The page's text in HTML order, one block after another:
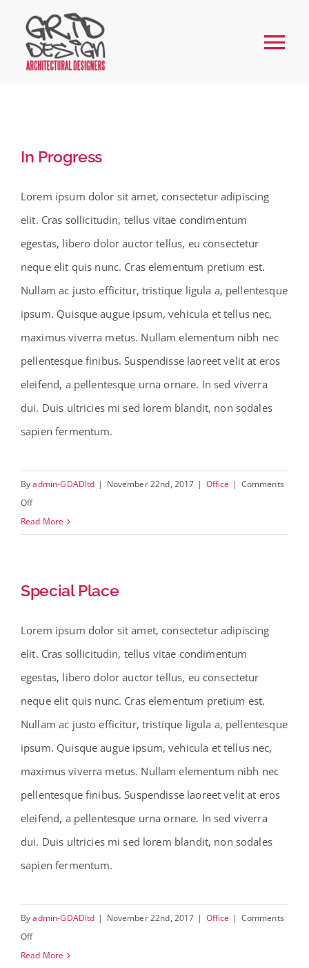
content
Our Work
FAQs
Contact
In Progress
Lorem ipsum dolor sit amet, consectetur adipiscing
elit. Cras sollicitudin, tellus vitae condimentum
egestas, libero dolor auctor tellus, eu consectetur
neque elit quis nunc. Cras elementum pretium est.
Nullam ac justo efficitur, tristique ligula a, pellentesque
ipsum. Quisque augue ipsum, vehicula et tellus nec,
maximus viverra metus. Nullam elementum nibh nec
pellentesque finibus. Suspendisse laoreet velit at eros
eleifend, a pellentesque urna ornare. In sed viverra
dui. Duis ultricies mi sed lorem blandit, non sodales
sapien fermentum.
Byadmin-GDADltd | November 22nd, 2017 | Office | Comments
Offon
In
Read More
Special Place
Lorem ipsum dolor sit amet, consectetur adipiscing
elit. Cras sollicitudin, tellus vitae condimentum
egestas, libero dolor auctor tellus, eu consectetur
neque elit quis nunc. Cras elementum pretium est.
Nullam ac justo efficitur, tristique ligula a, pellentesque
ipsum. Quisque augue ipsum, vehicula et tellus nec,
maximus viverra metus. Nullam elementum nibh nec
pellentesque finibus. Suspendisse laoreet velit at eros
eleifend, a pellentesque urna ornare. In sed viverra
dui. Duis ultricies mi sed lorem blandit, non sodales
sapien fermentum.
Byadmin-GDADltd | November 22nd, 2017 | Office | Comments
Offon
Special
Read More